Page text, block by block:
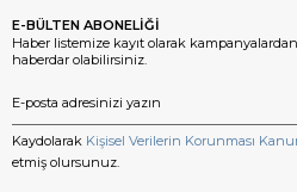
E-BÜLTEN ABONELİĞİ
Haber listemize kayıt olarak
haberdar olabilirsiniz.
Kaydolarak Kişisel Verilerin Korunması
etmiş olursunuz.